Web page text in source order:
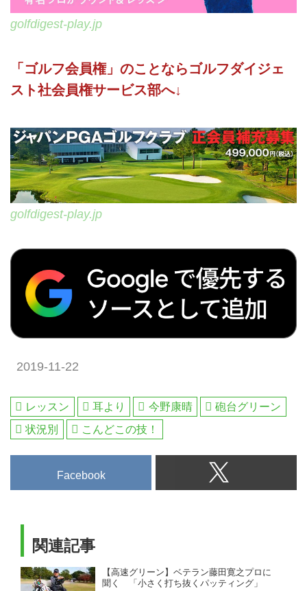
golfdigest-play.jp
「ゴルフ会員権」のことならゴルフダイジェ
スト社会員権サービス部へ↓
golfdigest-play.jp
2019-11-22
レッスン 耳より 今野康晴
砲台グリーン
状況別
こんどこの技！
Facebook
関連記事
【高速グリーン】ベテラン藤田寛之プロに
聞く 「小さく打ち抜くパッティング」